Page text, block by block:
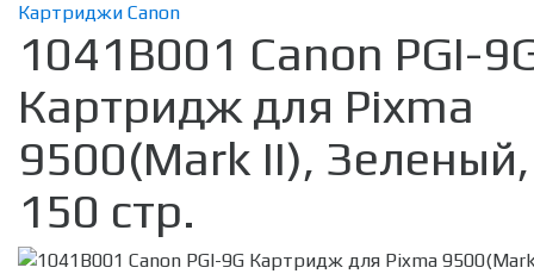
Картриджи Canon
1041B001 Canon PGI-
Картридж для Pixma
9500(Mark II), Зеленый,
150 стр.